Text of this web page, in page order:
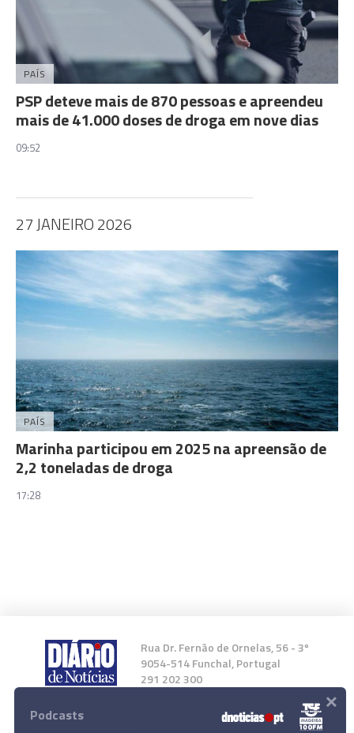
PAÍS
PSP deteve mais de 870 pessoas e apreendeu
mais de 41.000 doses de droga em nove dias
09:52
27 JANEIRO 2026
PAÍS
Marinha participou em 2025 na apreensão de
2,2 toneladas de droga
17:28
Rua Dr. Fernão de Ornelas, 56 - 3º
9054-514 Funchal, Portugal
291 202 300
Instale a nossa App
Podcasts ×